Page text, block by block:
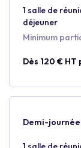
1 salle de
déjeuner
Minimum
Dès 120 € HT
Demi-